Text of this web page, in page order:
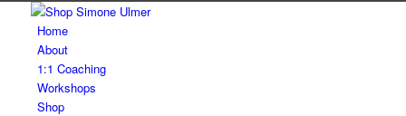
Home
About
1:1 Coaching
Workshops
Shop